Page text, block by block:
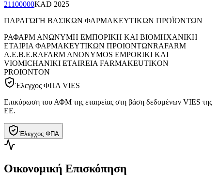
21100000KAD 2025
ΠΑΡΑΓΩΓΗ ΒΑΣΙΚΩΝ ΦΑΡΜΑΚΕΥΤΙΚΩΝ ΠΡΟΪΟΝΤΩΝ
ΡΑΦΑΡΜ ΑΝΩΝΥΜΗ ΕΜΠΟΡΙΚΗ ΚΑΙ ΒΙΟΜΗΧΑΝΙΚΗ
ΕΤΑΙΡΙΑ ΦΑΡΜΑΚΕΥΤΙΚΩΝ ΠΡΟΙΟΝΤΩΝRAFARΜ
Α.Ε.Β.Ε.RAFARM ANONYMOS EMPORIKI KAI
VIOMICHANIKI ETAIREIA FARMAKEUTIKON
PROIONTON
Έλεγχος ΦΠΑ VIES
Επικύρωση του ΑΦΜ της εταιρείας στη βάση δεδομένων VIES της
ΕΕ.
Έλεγχος ΦΠΑ
Οικονομική Επισκόπηση